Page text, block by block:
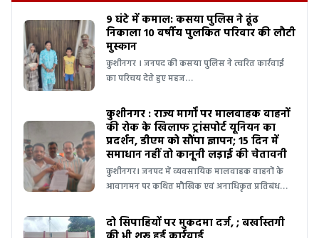
9 घंटे में कमाल: कसया पुलिस ने ढूंढ
निकाला 10 वर्षीय पुलकित परिवार की लौटी
मुस्कान
कुशीनगर । जनपद की कसया पुलिस ने त्वरित कार्रवाई
का परिचय देते हुए महज…
कुशीनगर : राज्य मार्गों पर मालवाहक वाहनों
की रोक के खिलाफ ट्रांसपोर्ट यूनियन का
प्रदर्शन, डीएम को सौंपा ज्ञापन; 15 दिन में
समाधान नहीं तो कानूनी लड़ाई की चेतावनी
कुशीनगर। जनपद में व्यवसायिक मालवाहक वाहनों के
आवागमन पर कथित मौखिक एवं अनाधिकृत प्रतिबंध…
दो सिपाहियों पर मुकदमा दर्ज, ; बर्खास्तगी